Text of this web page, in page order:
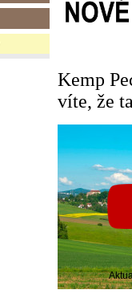
Kemp
víte, že